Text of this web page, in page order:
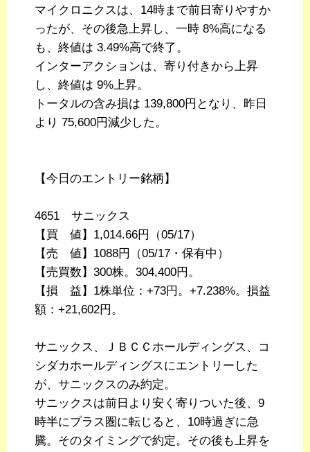
マイクロニクスは、14時まで前日寄りやすか
ったが、その後急上昇し、一時 8%高になる
も、終値は 3.49%高で終了。
インターアクションは、寄り付きから上昇
し、終値は 9%上昇。
トータルの含み損は 139,800円となり、昨日
より 75,600円減少した。
【今日のエントリー銘柄】
4651 サニックス
【買 値】1,014.66円（05/17）
【売 値】1088円（05/17・保有中）
【売買数】300株。304,400円。
【損 益】1株単位：+73円。+7.238%。損益
額：+21,602円。
サニックス、ＪＢＣＣホールディングス、コ
シダカホールディングスにエントリーした
が、サニックスのみ約定。
サニックスは前日より安く寄りついた後、9
時半にプラス圏に転じると、10時過ぎに急
騰。そのタイミングで約定。その後も上昇を